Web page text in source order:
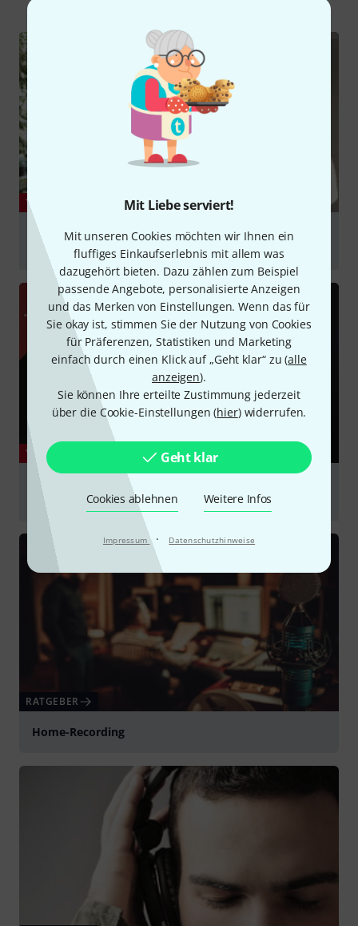
Mit Liebe serviert!
Mit unseren Cookies möchten wir Ihnen ein
fluffiges Einkaufserlebnis mit allem was
dazugehört bieten. Dazu zählen zum Beispiel
passende Angebote, personalisierte Anzeigen
und das Merken von Einstellungen. Wenn das für
Sie okay ist, stimmen Sie der Nutzung von Cookies
für Präferenzen, Statistiken und Marketing
einfach durch einen Klick auf „Geht klar“ zu (alle
anzeigen).
Sie können Ihre erteilte Zustimmung jederzeit
über die Cookie-Einstellungen (hier) widerrufen.
Geht klar
Cookies ablehnen Weitere Infos
Impressum · Datenschutzhinweise
YOUTUBE
Austrian Audio Hi-X15 & Hi-X25BT im Test -
Preis-/Leistungsknaller und dazu sehr guter Klang
abspielen
YOUTUBE
Austrian Audio Hi-X25BT Professional Wireless
Bluetooth® Over-Ear Headphones
RATGEBER
Home-Recording